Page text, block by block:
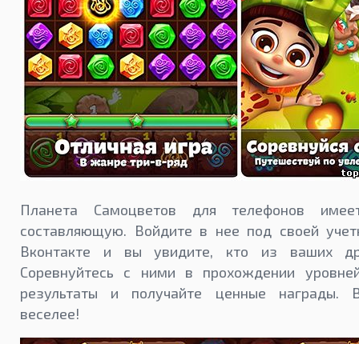
Планета Самоцветов для телефонов
составляющую. Войдите в нее под своей
Вконтакте и вы увидите, кто из ваших
Соревнуйтесь с ними в прохождении
результаты и получайте ценные награды.
веселее!